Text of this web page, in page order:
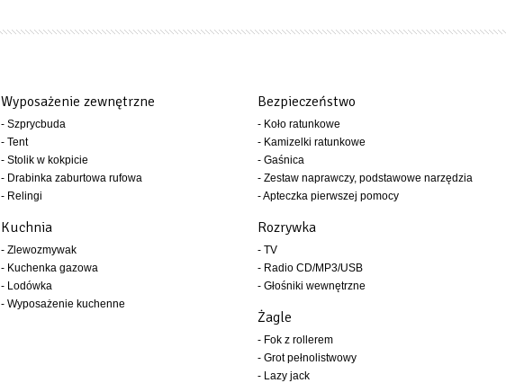
Wyposażenie zewnętrzne
- Szprycbuda
- Tent
- Stolik w kokpicie
- Drabinka zaburtowa rufowa
- Relingi
Kuchnia
- Zlewozmywak
- Kuchenka gazowa
- Lodówka
- Wyposażenie kuchenne
Bezpieczeństwo
- Koło ratunkowe
- Kamizelki ratunkowe
- Gaśnica
- Zestaw naprawczy, podstawowe narzędzia
- Apteczka pierwszej pomocy
Rozrywka
- TV
- Radio CD/MP3/USB
- Głośniki wewnętrzne
Żagle
- Fok z rollerem
- Grot pełnolistwowy
- Lazy jack